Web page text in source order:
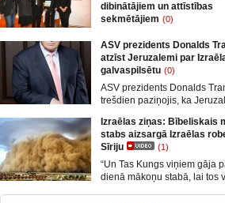
dibinātājiem un attīstības
sekmētājiem (0)
kultūras centrā Enav svinīgi
atklāts izdevums “No Latvijas
Vidusjūrai – Izcilie Latvijas
Izraēlas Valsts dibinātāji un
sekmētāji”. Bukletā apkopoti
dzīvesstāsti – divdesmit
cilvēku biogrāfijas, kuri
nozīmīgu pienesumu Izraēlas
nodibināšanā un izaugsmē,
vārdi ar zelta burtiem ir
ASV prezidents Donalds
atzīst Jeruzalemi par
galvaspilsētu (0)
ASV prezidents Donalds
trešdien paziņojis, ka
atsakoties no desmitgadēm
piesardzīgās Vašingtonas
riskējot izraisīt jaunu
uzliesmojumu Tuvajos
„Esmu izlēmis, ka pienācis
Izraēlas ziņas: Bībeliskais
stabs aizsargā Izraēlas
Sīriju
(1)
“Un Tas Kungs viņiem gāja
dienā mākoņu stabā, lai tos